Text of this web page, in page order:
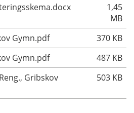
1,45
MB
Gymn.pdf
370 KB
Gymn.pdf
487 KB
Gribskov
503 KB